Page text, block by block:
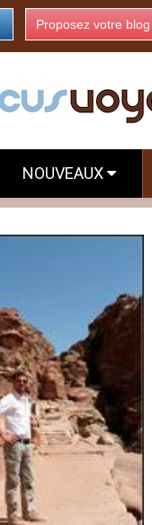
Proposez votre blog
NOUVEAUX